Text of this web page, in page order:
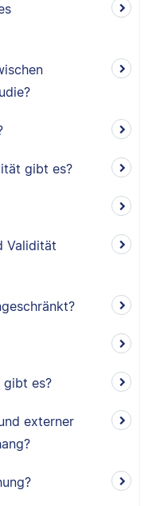
gibt es?
Validität
gibt es?
externer